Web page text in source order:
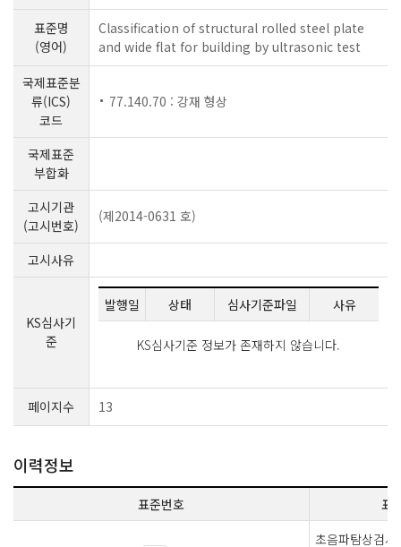
표준명
(영어)
Classification of structural rolled steel plate
and wide flat for building by ultrasonic test
국제표준분
류(ICS)
코드
77.140.70 : 강재 형상
국제표준
부합화
고시기관
(고시번호)
(제2014-0631 호)
고시사유
KS심사기
준
발행일 상태 심사기준파일 사유
KS심사기준 정보가 존재하지 않습니다.
페이지수 13
이력정보
표준번호 표
초음파탐상검